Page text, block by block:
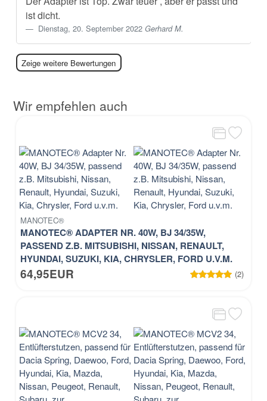
ist dicht.
Dienstag, 20. September 2022 Gerhard M.
Zeige weitere Bewertungen
Wir empfehlen auch
MANOTEC®
MANOTEC® ADAPTER NR. 40W, BJ 34/35W,
PASSEND Z.B. MITSUBISHI, NISSAN, RENAULT,
HYUNDAI, SUZUKI, KIA, CHRYSLER, FORD U.V.M.
64,95EUR (2)